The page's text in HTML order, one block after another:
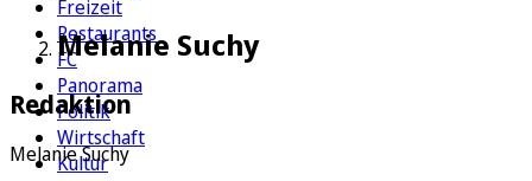
Freizeit
Restaurants
FC
Panorama
Politik
Wirtschaft
Kultur
Melanie Suchy
Redaktion
Melanie Suchy